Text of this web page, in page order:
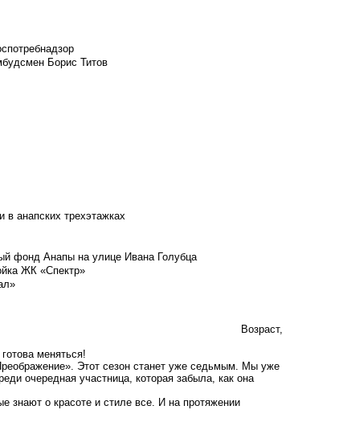
Борис Титов
анапских трехэтажках
фонд Анапы на улице Ивана Голубца
ЖК «Спектр»
Возраст,
меняться!
Этот сезон станет уже седьмым. Мы уже
очередная участница, которая забыла, как она
знают о красоте и стиле все. И на протяжении